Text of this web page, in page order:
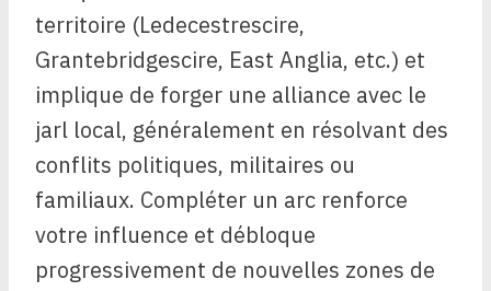
territoire (Ledecestrescire,
Grantebridgescire, East Anglia, etc.) et
implique de forger une alliance avec le
jarl local, généralement en résolvant des
conflits politiques, militaires ou
familiaux. Compléter un arc renforce
votre influence et débloque
progressivement de nouvelles zones de